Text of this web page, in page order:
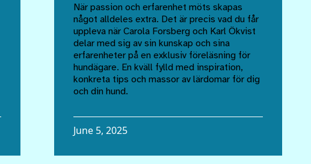
När passion och erfarenhet möts skapas
något alldeles extra. Det är precis vad du får
uppleva när Carola Forsberg och Karl Ökvist
delar med sig av sin kunskap och sina
erfarenheter på en exklusiv föreläsning för
hundägare. En kväll fylld med inspiration,
konkreta tips och massor av lärdomar för dig
och din hund.
June 5, 2025